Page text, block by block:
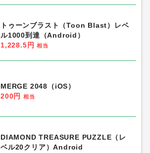
トゥーンブラスト（Toon Blast）レベ
ル1000到達（Android）
1,228.5円
相当
MERGE 2048（iOS）
200円
相当
DIAMOND TREASURE PUZZLE（レ
ベル20クリア）Android